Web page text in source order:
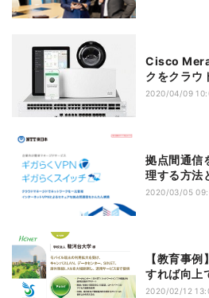
Cisco
クをクラウ
2020/04/09
拠点間通信
理する方法
2020/03/05
【教育事
すれば向上
2020/02/12